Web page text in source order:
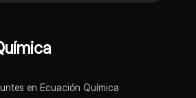
en Ecuación Química